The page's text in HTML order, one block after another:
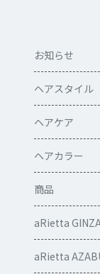
お知らせ
ヘアスタイル
ヘアケア
ヘアカラー
商品
aRietta
aRietta